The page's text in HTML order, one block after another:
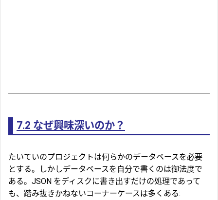
7.2 なぜ興味深いのか？
たいていのプロジェクトは何らかのデータベースを必要
とする。しかしデータベースを自分で書くのは御法度で
ある。JSON をディスクに書き出すだけの処理であって
も、踏み抜きかねないコーナーケースは多くある: